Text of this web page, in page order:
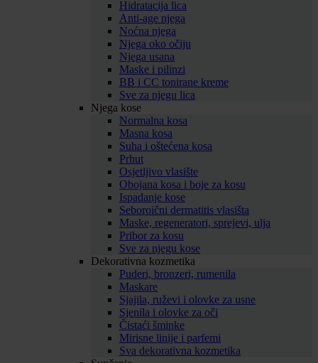
Hidratacija lica
Anti-age njega
Noćna njega
Njega oko očiju
Njega usana
Maske i pilinzi
BB i CC tonirane kreme
Sve za njegu lica
Njega kose
Normalna kosa
Masna kosa
Suha i oštećena kosa
Prhut
Osjetljivo vlasište
Obojana kosa i boje za kosu
Ispadanje kose
Seboroični dermatitis vlasišta
Maske, regeneratori, sprejevi, ulja
Pribor za kosu
Sve za njegu kose
Dekorativna kozmetika
Puderi, bronzeri, rumenila
Maskare
Sjajila, ruževi i olovke za usne
Sjenila i olovke za oči
Čistaći šminke
Mirisne linije i parfemi
Sva dekorativna kozmetika